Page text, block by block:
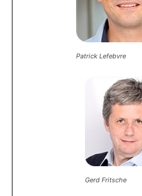
Patrick Lefebvre
Gerd Fritsche